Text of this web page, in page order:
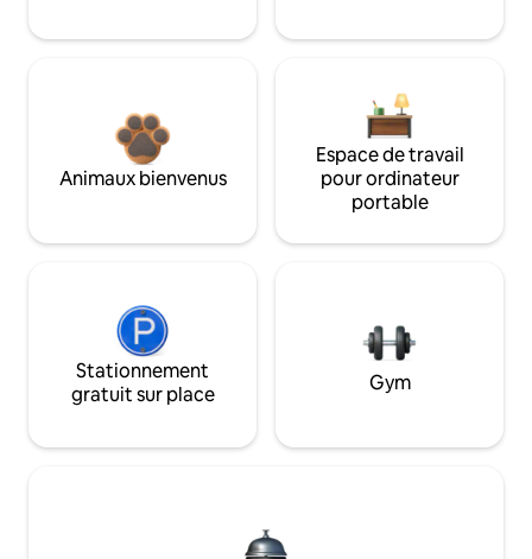
Animaux bienvenus
Espace de travail
pour ordinateur
portable
Stationnement
gratuit sur place
Gym